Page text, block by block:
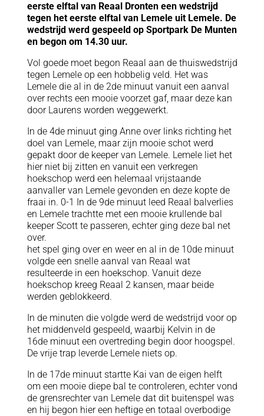
eerste elftal van Reaal Dronten een wedstrijd
tegen het eerste elftal van Lemele uit Lemele. De
wedstrijd werd gespeeld op Sportpark De Munten
en begon om 14.30 uur.
Vol goede moet begon Reaal aan de thuiswedstrijd
tegen Lemele op een hobbelig veld. Het was
Lemele die al in de 2de minuut vanuit een aanval
over rechts een mooie voorzet gaf, maar deze kan
door Laurens worden weggewerkt.
In de 4de minuut ging Anne over links richting het
doel van Lemele, maar zijn mooie schot werd
gepakt door de keeper van Lemele. Lemele liet het
hier niet bij zitten en vanuit een verkregen
hoekschop werd een helemaal vrijstaande
aanvaller van Lemele gevonden en deze kopte de
fraai in. 0-1 In de 9de minuut leed Reaal balverlies
en Lemele trachtte met een mooie krullende bal
keeper Scott te passeren, echter ging deze bal net
over.
het spel ging over en weer en al in de 10de minuut
volgde een snelle aanval van Reaal wat
resulteerde in een hoekschop. Vanuit deze
hoekschop kreeg Reaal 2 kansen, maar beide
werden geblokkeerd.
In de minuten die volgde werd de wedstrijd voor op
het middenveld gespeeld, waarbij Kelvin in de
16de minuut een overtreding begin door hoogspel.
De vrije trap leverde Lemele niets op.
In de 17de minuut startte Kai van de eigen helft
om een mooie diepe bal te controleren, echter vond
de grensrechter van Lemele dat dit buitenspel was
en hij begon hier een heftige en totaal overbodige